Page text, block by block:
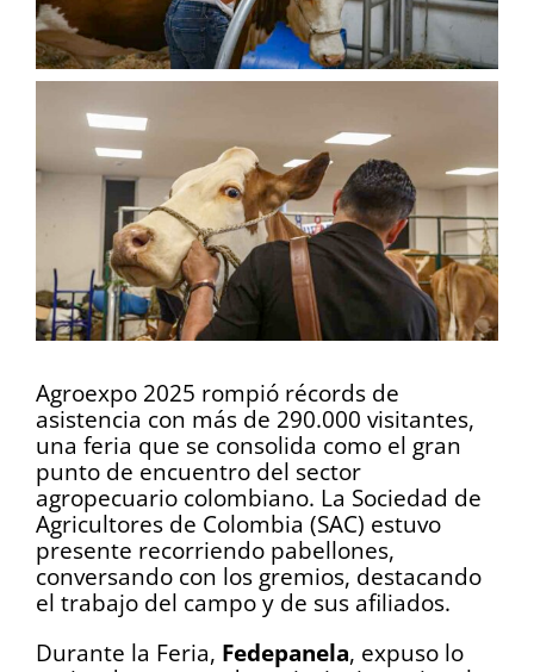
Agroexpo 2025 rompió récords de
asistencia con más de 290.000 visitantes,
una feria que se consolida como el gran
punto de encuentro del sector
agropecuario colombiano. La Sociedad de
Agricultores de Colombia (SAC) estuvo
presente recorriendo pabellones,
conversando con los gremios, destacando
el trabajo del campo y de sus afiliados.
Durante la Feria, Fedepanela, expuso lo